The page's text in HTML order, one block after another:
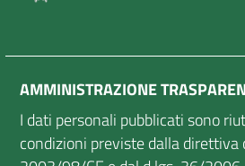
AMMINISTRAZIONE
I dati personali pubblicati sono
condizioni previste dalla